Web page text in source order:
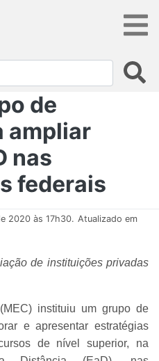
de
ampliar
nas
federais
2020 às 17h30. Atualizado em
de instituições privadas
instituiu um grupo de
e apresentar estratégias
de nível superior, na